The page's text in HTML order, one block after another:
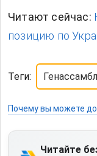
Читают сейчас:
позицию по
Теги:
Почему вы можете
Читайте